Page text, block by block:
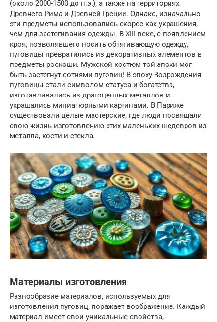
(около 2000-1500 до н.э.), а также на территориях
Древнего Рима и Древней Греции. Однако, изначально
эти предметы использовались скорее как украшения,
чем для застегивания одежды. В XIII веке, с появлением
кроя, позволявшего носить обтягивающую одежду,
пуговицы превратились из декоративных элементов в
предметы роскоши. Мужской костюм той эпохи мог
быть застегнут сотнями пуговиц! В эпоху Возрождения
пуговицы стали символом статуса и богатства,
изготавливались из драгоценных металлов и
украшались миниатюрными картинами. В Париже
существовали целые мастерские, где люди посвящали
свою жизнь изготовлению этих маленьких шедевров из
металла, кости и стекла.
Материалы изготовления
Разнообразие материалов, используемых для
изготовления пуговиц, поражает воображение. Каждый
материал имеет свои уникальные свойства,